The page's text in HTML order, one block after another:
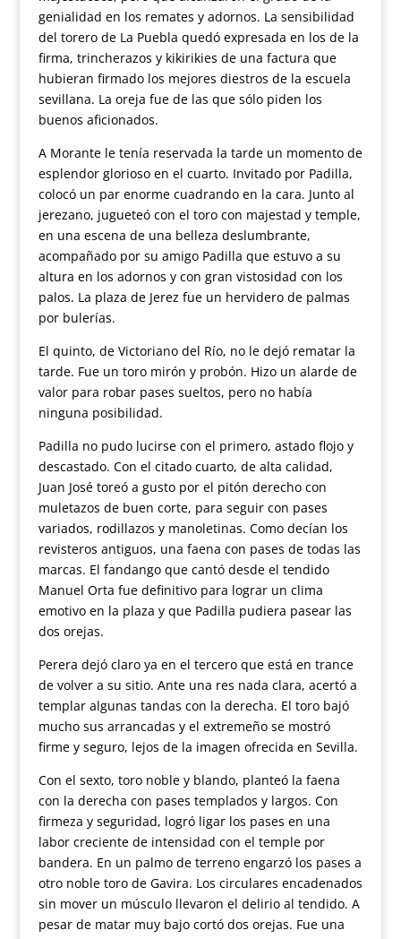
genialidad en los remates y adornos. La sensibilidad
del torero de La Puebla quedó expresada en los de la
firma, trincherazos y kikirikies de una factura que
hubieran firmado los mejores diestros de la escuela
sevillana. La oreja fue de las que sólo piden los
buenos aficionados.
A Morante le tenía reservada la tarde un momento de
esplendor glorioso en el cuarto. Invitado por Padilla,
colocó un par enorme cuadrando en la cara. Junto al
jerezano, jugueteó con el toro con majestad y temple,
en una escena de una belleza deslumbrante,
acompañado por su amigo Padilla que estuvo a su
altura en los adornos y con gran vistosidad con los
palos. La plaza de Jerez fue un hervidero de palmas
por bulerías.
El quinto, de Victoriano del Río, no le dejó rematar la
tarde. Fue un toro mirón y probón. Hizo un alarde de
valor para robar pases sueltos, pero no había
ninguna posibilidad.
Padilla no pudo lucirse con el primero, astado flojo y
descastado. Con el citado cuarto, de alta calidad,
Juan José toreó a gusto por el pitón derecho con
muletazos de buen corte, para seguir con pases
variados, rodillazos y manoletinas. Como decían los
revisteros antiguos, una faena con pases de todas las
marcas. El fandango que cantó desde el tendido
Manuel Orta fue definitivo para lograr un clima
emotivo en la plaza y que Padilla pudiera pasear las
dos orejas.
Perera dejó claro ya en el tercero que está en trance
de volver a su sitio. Ante una res nada clara, acertó a
templar algunas tandas con la derecha. El toro bajó
mucho sus arrancadas y el extremeño se mostró
firme y seguro, lejos de la imagen ofrecida en Sevilla.
Con el sexto, toro noble y blando, planteó la faena
con la derecha con pases templados y largos. Con
firmeza y seguridad, logró ligar los pases en una
labor creciente de intensidad con el temple por
bandera. En un palmo de terreno engarzó los pases a
otro noble toro de Gavira. Los circulares encadenados
sin mover un músculo llevaron el delirio al tendido. A
pesar de matar muy bajo cortó dos orejas. Fue una